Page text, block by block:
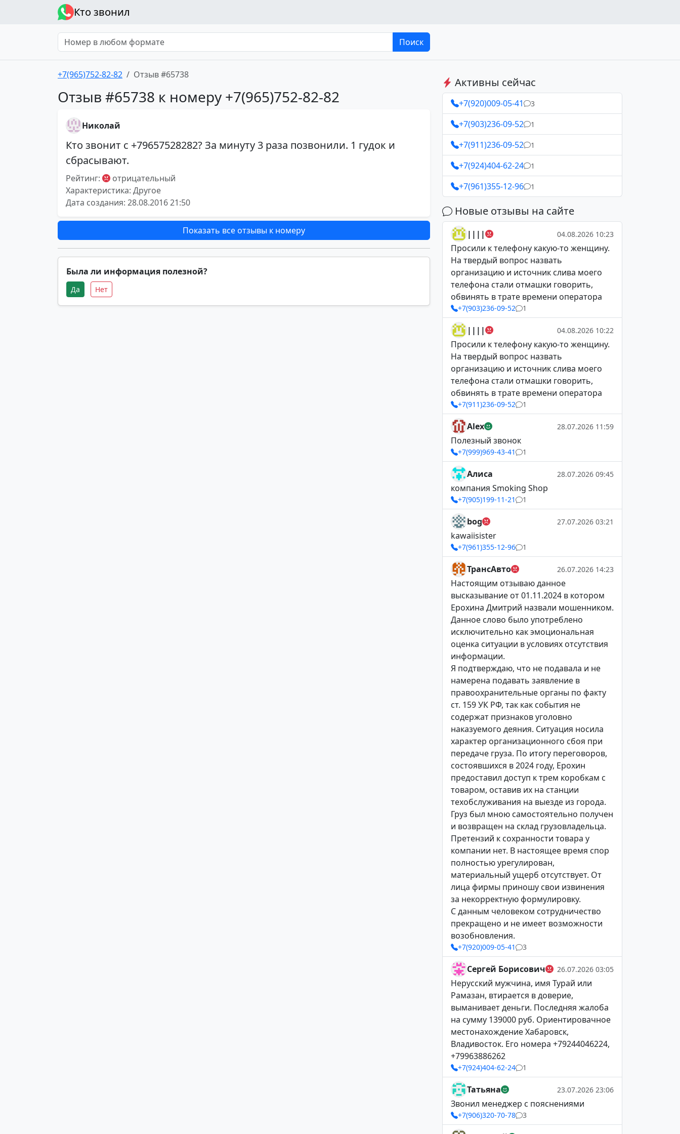
Кто звонил
Поиск
+7(965)752-82-82 Отзыв #65738
Отзыв #65738 к номеру +7(965)752-82-82
Николай
Кто звонит с +79657528282? За минуту 3 раза позвонили. 1 гудок и
сбрасывают.
Рейтинг:
отрицательный
Характеристика: Другое
Дата создания: 28.08.2016 21:50
Показать все отзывы к номеру
Была ли информация полезной?
Да Нет
Активны сейчас
+7(920)009-05-41 3
+7(903)236-09-52 1
+7(911)236-09-52 1
+7(924)404-62-24 1
+7(961)355-12-96 1
Новые отзывы на сайте
|||| 04.08.2026 10:23
Просили к телефону какую-то женщину.
На твердый вопрос назвать
организацию и источник слива моего
телефона стали отмашки говорить,
обвинять в трате времени оператора
+7(903)236-09-52 1
|||| 04.08.2026 10:22
Просили к телефону какую-то женщину.
На твердый вопрос назвать
организацию и источник слива моего
телефона стали отмашки говорить,
обвинять в трате времени оператора
+7(911)236-09-52 1
Alex 28.07.2026 11:59
Полезный звонок
+7(999)969-43-41 1
Алиса 28.07.2026 09:45
компания Smoking Shop
+7(905)199-11-21 1
bog 27.07.2026 03:21
kawaiisister
+7(961)355-12-96 1
ТрансАвто 26.07.2026 14:23
Настоящим отзываю данное
высказывание от 01.11.2024 в котором
Ерохина Дмитрий назвали мошенником.
Данное слово было употреблено
исключительно как эмоциональная
оценка ситуации в условиях отсутствия
информации.
Я подтверждаю, что не подавала и не
намерена подавать заявление в
правоохранительные органы по факту
ст. 159 УК РФ, так как события не
содержат признаков уголовно
наказуемого деяния. Ситуация носила
характер организационного сбоя при
передаче груза. По итогу переговоров,
состоявшихся в 2024 году, Ерохин
предоставил доступ к трем коробкам с
товаром, оставив их на станции
техобслуживания на выезде из города.
Груз был мною самостоятельно получен
и возвращен на склад грузовладельца.
Претензий к сохранности товара у
компании нет. В настоящее время спор
полностью урегулирован,
материальный ущерб отсутствует. От
лица фирмы приношу свои извинения
за некорректную формулировку.
С данным человеком сотрудничество
прекращено и не имеет возможности
возобновления.
+7(920)009-05-41 3
Сергей Борисович 26.07.2026 03:05
Нерусский мужчина, имя Турай или
Рамазан, втирается в доверие,
выманивает деньги. Последняя жалоба
на сумму 139000 руб. Ориентировачное
местонахождение Хабаровск,
Владивосток. Его номера +79244046224,
+79963886262
+7(924)404-62-24 1
Татьяна 23.07.2026 23:06
Звонил менеджер с пояснениями
+7(906)320-70-78 3